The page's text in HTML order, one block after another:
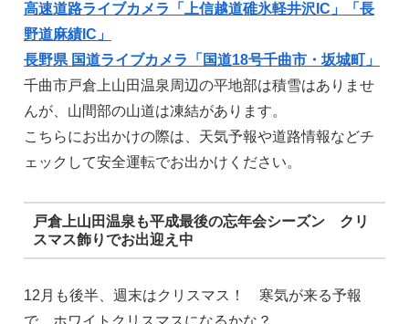
高速道路ライブカメラ「上信越道碓氷軽井沢IC」「長
野道麻績IC」
長野県 国道ライブカメラ「国道18号千曲市・坂城町」
千曲市戸倉上山田温泉周辺の平地部は積雪はありませ
んが、山間部の山道は凍結があります。
こちらにお出かけの際は、天気予報や道路情報などチ
ェックして安全運転でお出かけください。
戸倉上山田温泉も平成最後の忘年会シーズン クリ
スマス飾りでお出迎え中
12月も後半、週末はクリスマス！ 寒気が来る予報